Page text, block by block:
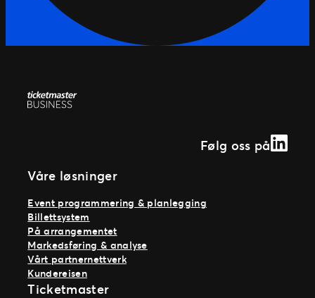
Følg oss på
Våre løsninger
Event programmering & planlegging
Billettsystem
På arrangementet
Markedsføring & analyse
Vårt partnernettverk
Kundereisen
Ticketmaster